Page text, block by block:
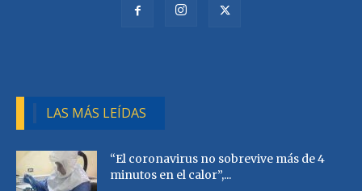
LAS MÁS LEÍDAS
“El coronavirus no sobrevive más de 4
minutos en el calor”,...